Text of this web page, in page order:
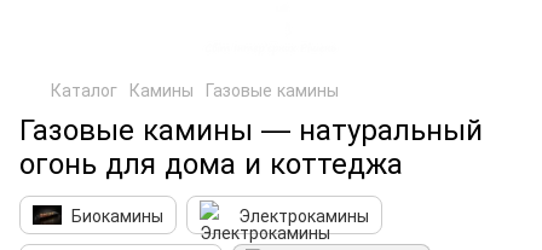
Каталог Камины Газовые камины
Газовые камины — натуральный
огонь для дома и коттеджа
Биокамины
Электрокамины